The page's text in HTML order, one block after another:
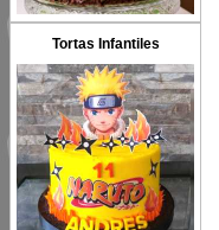
Tortas Infantiles